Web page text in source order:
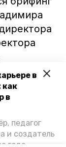
в
как
в
педагог
и создатель
года
станет